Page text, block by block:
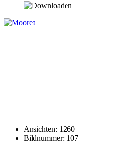
Ansichten: 1260
Bildnummer: 107